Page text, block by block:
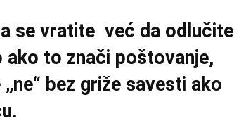
se vratite već da odlučite
ako to znači poštovanje,
bez griže savesti ako